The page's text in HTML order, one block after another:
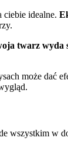
ciebie idealne.
twarz wyda
może dać
wszystkim w